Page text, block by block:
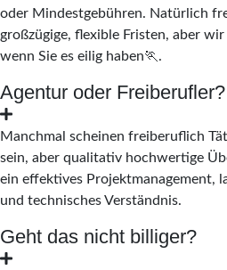
oder Mindestgebühren. Natürlich
großzügige, flexible Fristen, aber wir
wenn Sie es eilig haben🏃‍.
Agentur oder Freiberufler?
Manchmal scheinen freiberuflich
sein, aber qualitativ hochwertige
ein effektives Projektmanagement,
und technisches Verständnis.
Geht das nicht billiger?